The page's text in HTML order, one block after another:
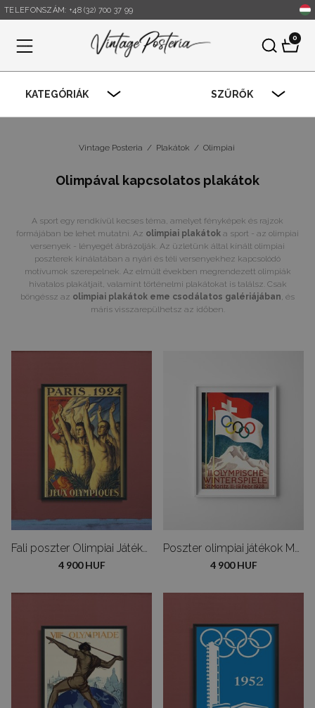
TELEFONSZÁM: +48 (32) 700 37 99
Menü
0
KATEGÓRIÁK SZŰRŐK
Vintage Posteria / Plakátok / Olimpiai
Olimpával kapcsolatos plakátok
A sport egy rendkívül kecses téma, amelyet fényképek és rajzok
formájában be lehet mutatni. Az olimpiai plakátok a sport - az olimpiai
versenyek - lényegét ábrázolják. Az üzletünk által kínált olimpiai
poszterek kínálatában a nyári és téli versenyekhez kapcsolódó
motívumok szerepelnek. Az elmúlt években megrendezett olimpiák
hivatalos plakátjait, valamint történelmi plakátokat is találsz. Csak
böngéssz az olimpiai plakátok eme csodálatos galériájában, és
máris visszarepülhetsz az időben.
Fali poszter Olimpiai Játékok Párizsban
4 900 HUF
Poszter olimpiai játékok Moritz Svájc
4 900 HUF